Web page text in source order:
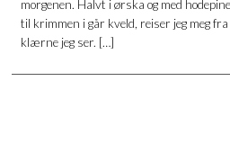
morgenen. Halvt i ørska og med
til krimmen i går kveld, reiser jeg meg
klærne jeg ser. […]